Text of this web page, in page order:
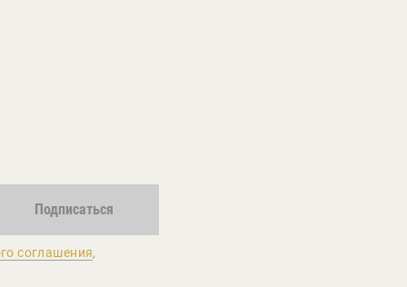
Подписаться
соглашения,